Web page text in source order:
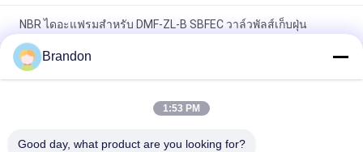
NBR ไดอะแฟรมสำหรับ DMF-ZL-B SBFEC วาล์วพัลส์เก็บฝุ่น
ไดอะแฟรมสำหรับ BFEC Pulse Jet Valve 3/4 '' DMF-Z-20 DMF-
ZM-20
ไดอะแฟรมสำหรับ SBFEC Pulse Valve 1'' DMF-Z-25 DMF-ZM-25
Brandon
1:53 PM
Good day, what product are you looking for?